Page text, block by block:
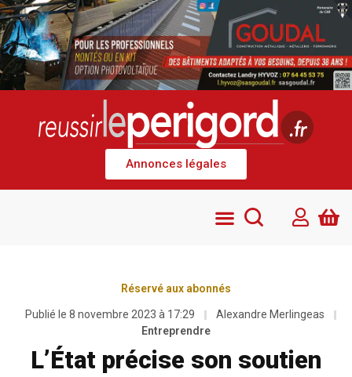
Annonces légales
Réservé aux abonnés
Publié le 8 novembre 2023 à 17:29
Alexandre Merlingeas
Entreprendre
L’État précise son soutien